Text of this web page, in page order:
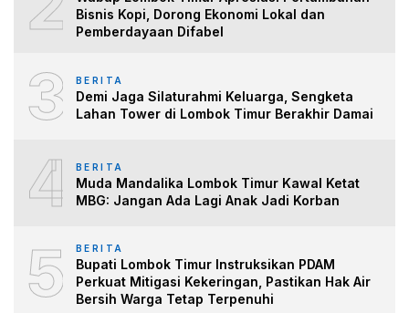
Bisnis Kopi, Dorong Ekonomi Lokal dan
Pemberdayaan Difabel
3 BERITA
Demi Jaga Silaturahmi Keluarga, Sengketa
Lahan Tower di Lombok Timur Berakhir Damai
4 BERITA
Muda Mandalika Lombok Timur Kawal Ketat
MBG: Jangan Ada Lagi Anak Jadi Korban
5 BERITA
Bupati Lombok Timur Instruksikan PDAM
Perkuat Mitigasi Kekeringan, Pastikan Hak Air
Bersih Warga Tetap Terpenuhi